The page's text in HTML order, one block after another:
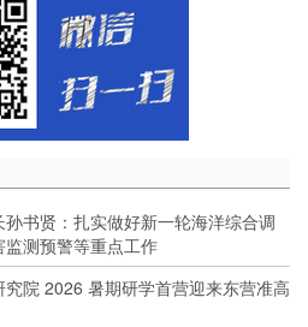
书贤：扎实做好新一轮海洋综合调
测预警等重点工作
院 2026 暑期研学首营迎来东营准高